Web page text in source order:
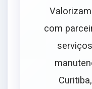
com